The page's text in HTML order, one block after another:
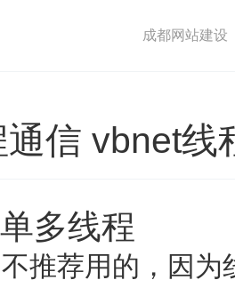
成都网站建设
信 vbnet线
多线程
推荐用的，因